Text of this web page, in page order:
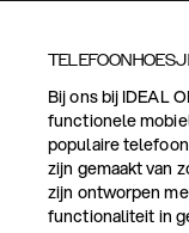
Bij ons bij IDEAL
functionele
populaire
zijn gemaakt van
zijn ontworpen
functionaliteit in